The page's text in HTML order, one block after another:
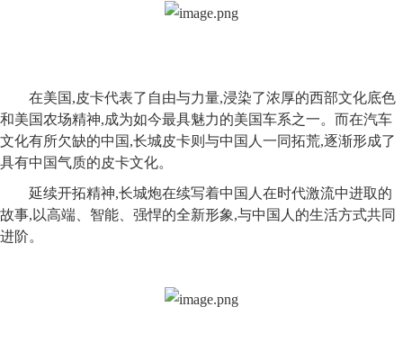
在美国,皮卡代表了自由与力量,浸染了浓厚的西部文化底色
和美国农场精神,成为如今最具魅力的美国车系之一。而在汽车
文化有所欠缺的中国,长城皮卡则与中国人一同拓荒,逐渐形成了
具有中国气质的皮卡文化。
延续开拓精神,长城炮在续写着中国人在时代激流中进取的
故事,以高端、智能、强悍的全新形象,与中国人的生活方式共同
进阶。